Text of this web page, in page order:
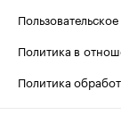
Политика в
Политика